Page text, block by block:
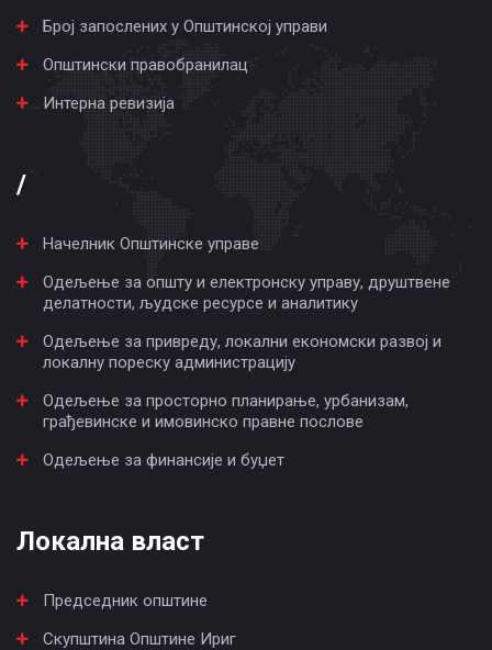
Број запослених у Општинској управи
Општински правобранилац
Интерна ревизија
/
Начелник Општинске управе
Одељење за општу и електронску управу, друштвене
делатности, људске ресурсе и аналитику
Одељење за привреду, локални економски развој и
локалну пореску администрацију
Одељење за просторно планирање, урбанизам,
грађевинске и имовинско правне послове
Одељење за финансије и буџет
Локална власт
Председник општине
Скупштина Општине Ириг